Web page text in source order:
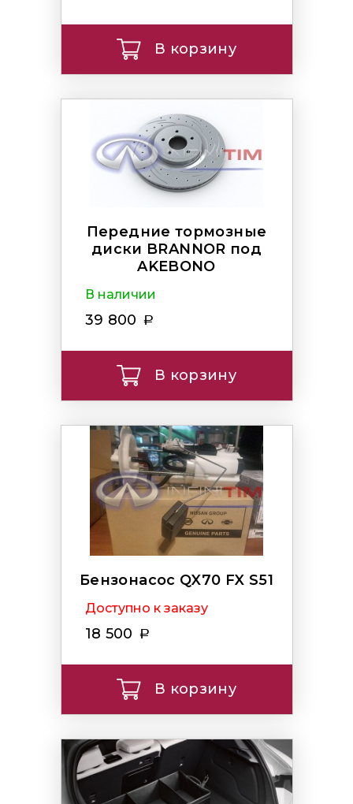
В корзину
Передние тормозные
диски BRANNOR под
AKEBONO
В наличии
39 800
В корзину
Бензонасос QX70 FX S51
Доступно к заказу
18 500
В корзину